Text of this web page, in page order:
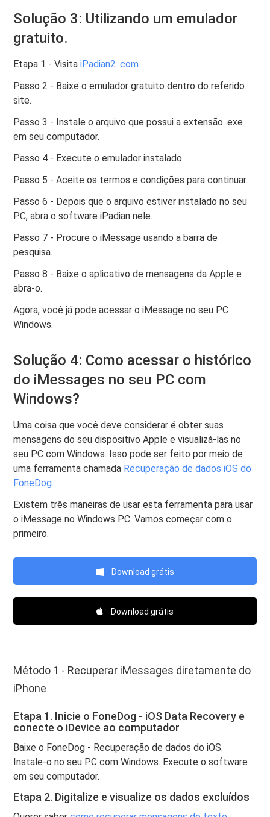
Solução 3: Utilizando um emulador
gratuito.
Etapa 1 - VisitaiPadian2. com
Passo 2 - Baixe o emulador gratuito dentro do referido
site.
Passo 3 - Instale o arquivo que possui a extensão .exe
em seu computador.
Passo 4 - Execute o emulador instalado.
Passo 5 - Aceite os termos e condições para continuar.
Passo 6 - Depois que o arquivo estiver instalado no seu
PC, abra o software iPadian nele.
Passo 7 - Procure o iMessage usando a barra de
pesquisa.
Passo 8 - Baixe o aplicativo de mensagens da Apple e
abra-o.
Agora, você já pode acessar o iMessage no seu PC
Windows.
Solução 4: Como acessar o histórico
do iMessages no seu PC com
Windows?
Uma coisa que você deve considerar é obter suas
mensagens do seu dispositivo Apple e visualizá-las no
seu PC com Windows. Isso pode ser feito por meio de
uma ferramenta chamada Recuperação de dados iOS do
FoneDog.
Existem três maneiras de usar esta ferramenta para usar
o iMessage no Windows PC. Vamos começar com o
primeiro.
Download grátis
Download grátis
Método 1 - Recuperar iMessages diretamente do
iPhone
Etapa 1. Inicie o FoneDog - iOS Data Recovery e
conecte o iDevice ao computador
Baixe o FoneDog - Recuperação de dados do iOS.
Instale-o no seu PC com Windows. Execute o software
em seu computador.
Etapa 2. Digitalize e visualize os dados excluídos